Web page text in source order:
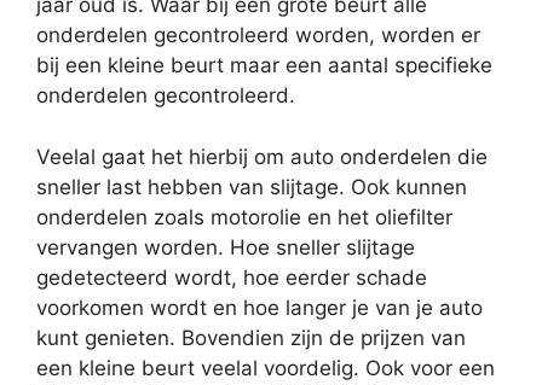
jaar oud is. Waar bij een grote beurt alle
onderdelen gecontroleerd worden, worden er
bij een kleine beurt maar een aantal specifieke
onderdelen gecontroleerd.
Veelal gaat het hierbij om auto onderdelen die
sneller last hebben van slijtage. Ook kunnen
onderdelen zoals motorolie en het oliefilter
vervangen worden. Hoe sneller slijtage
gedetecteerd wordt, hoe eerder schade
voorkomen wordt en hoe langer je van je auto
kunt genieten. Bovendien zijn de prijzen van
een kleine beurt veelal voordelig. Ook voor een